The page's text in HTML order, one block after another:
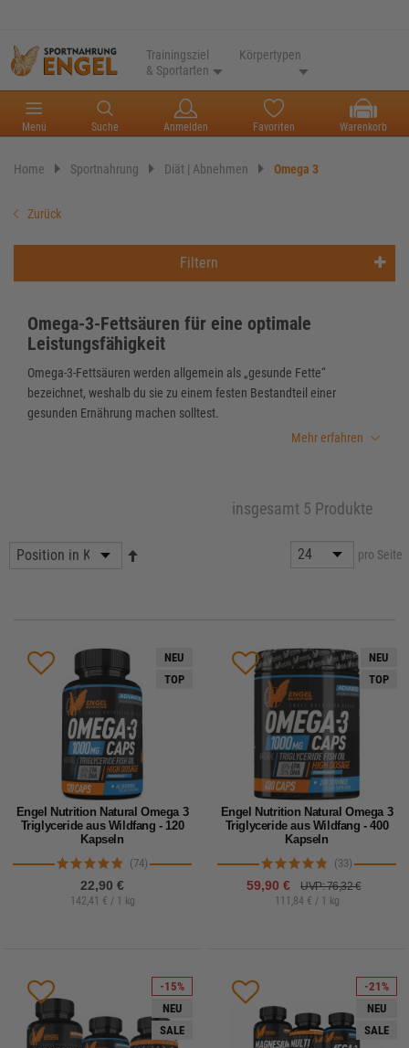
Trainingsziel
& Sportarten
Körpertypen
Menü Suche Anmelden Favoriten Warenkorb
Home Sportnahrung Diät | Abnehmen Omega 3
Zurück
Filtern
Omega-3-Fettsäuren für eine optimale
Leistungsfähigkeit
Omega-3-Fettsäuren werden allgemein als „gesunde Fette“
bezeichnet, weshalb du sie zu einem festen Bestandteil einer
gesunden Ernährung machen solltest.
Mehr erfahren
insgesamt 5 Produkte
pro Seite
NEU
TOP
Engel Nutrition Natural Omega 3
Triglyceride aus Wildfang - 120
Kapseln
(74)
22,90 €
142,41 € / 1 kg
NEU
TOP
Engel Nutrition Natural Omega 3
Triglyceride aus Wildfang - 400
Kapseln
(33)
59,90 €
UVP: 76,32 €
111,84 € / 1 kg
-15%
NEU
SALE
-21%
NEU
SALE